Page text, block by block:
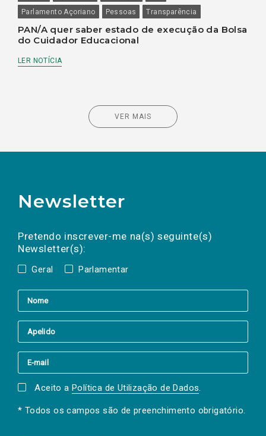
Parlamento Açoriano
Pessoas Transparência
PAN/A quer saber estado de execução da Bolsa
do Cuidador Educacional
LER NOTÍCIA
VER MAIS
Newsletter
Pretendo inscrever-me na(s) seguinte(s)
Newsletter(s):
Geral Parlamentar
a(s) newsletter(s).
mail
Aceito a Política de Utilização de Dados.
* Todos os campos são de preenchimento obrigatório.